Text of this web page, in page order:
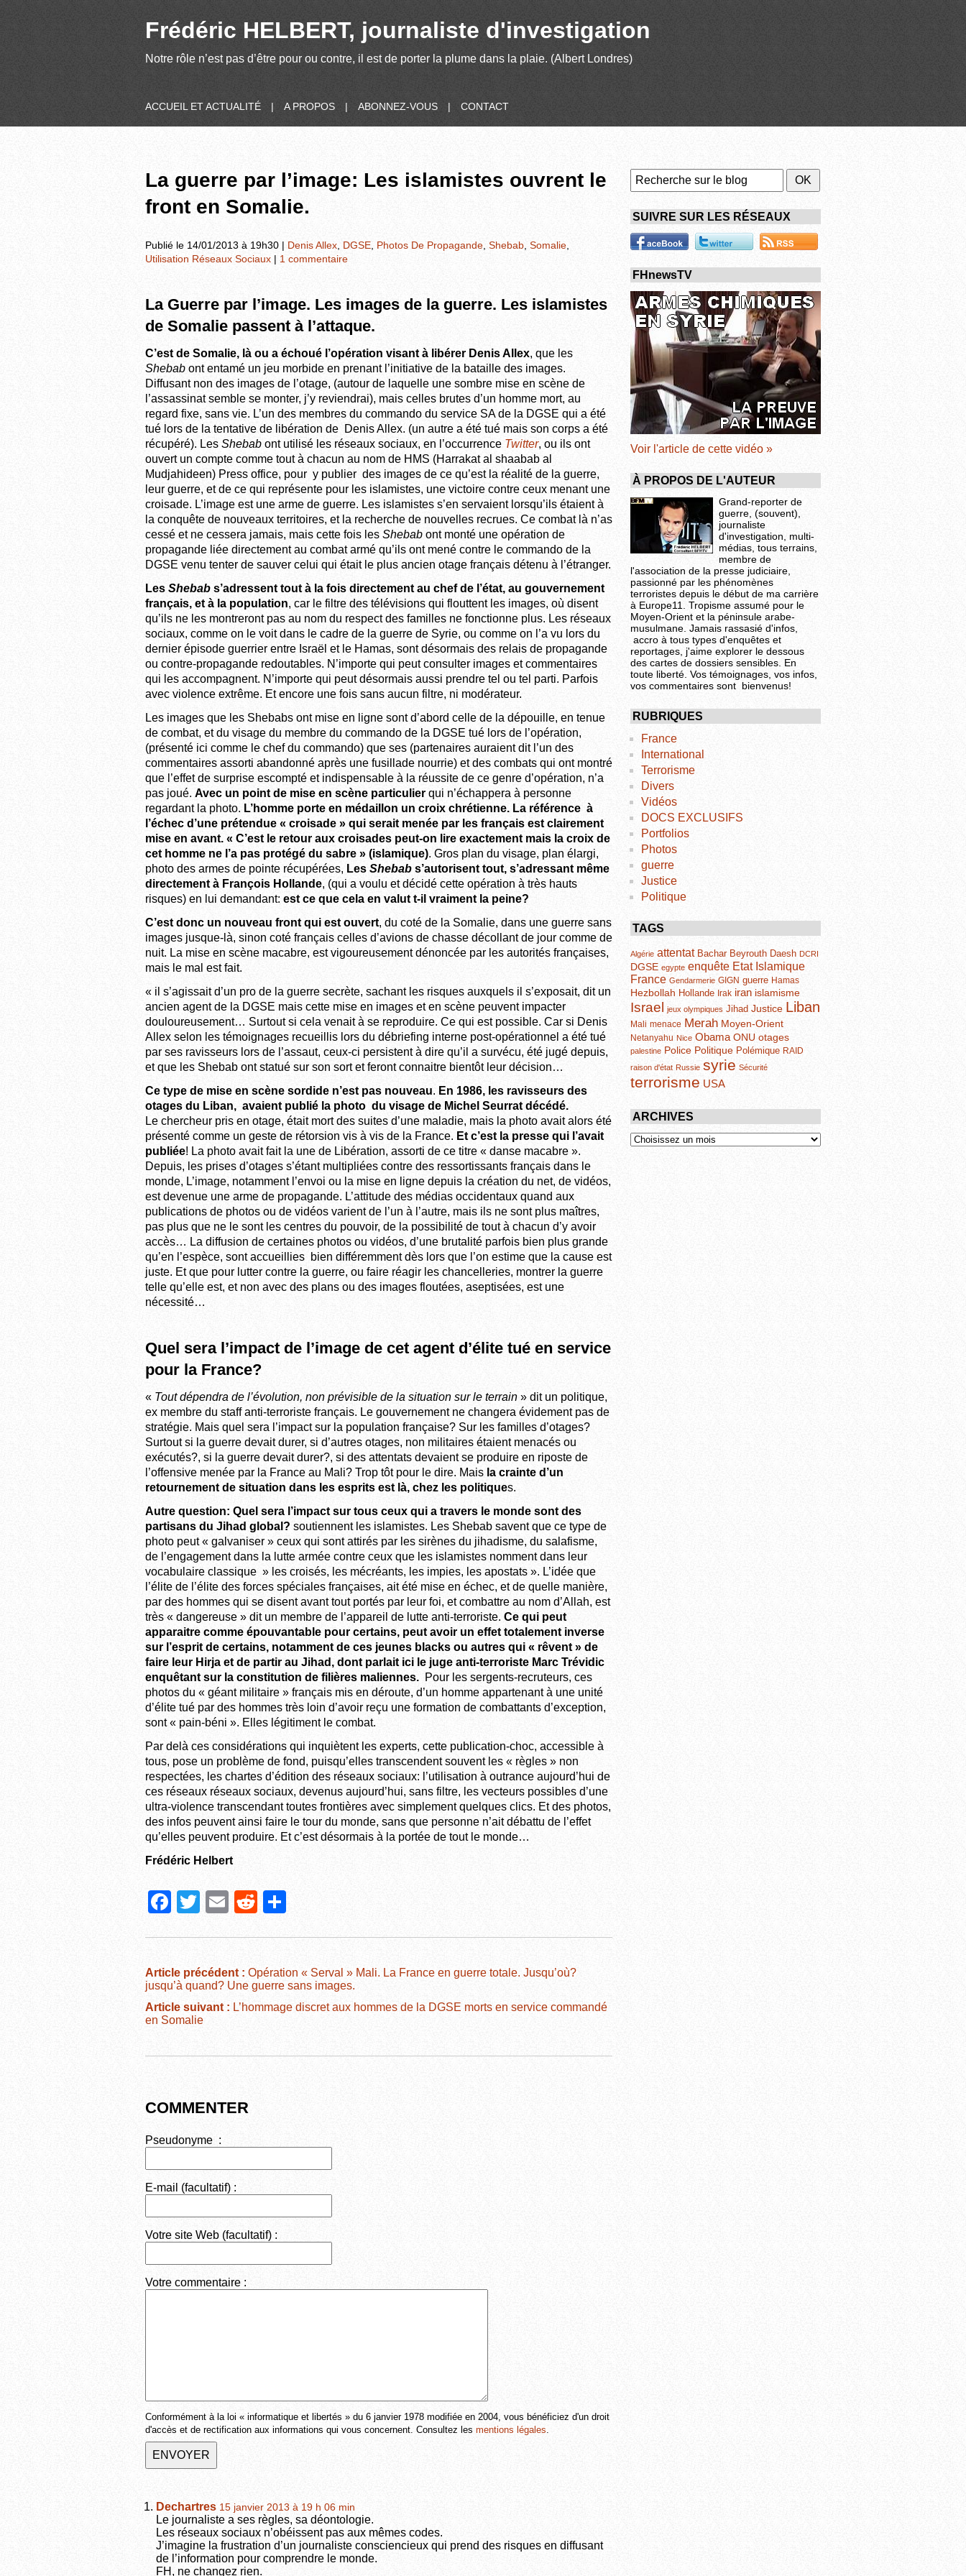
Frédéric HELBERT, journaliste d'investigation
Notre rôle n’est pas d’être pour ou contre, il est de porter la plume dans la plaie. (Albert Londres)
ACCUEIL ET ACTUALITÉ | A PROPOS | ABONNEZ-VOUS | CONTACT
La guerre par l’image: Les islamistes ouvrent le
front en Somalie.
Publié le 14/01/2013 à 19h30 | Denis Allex DGSE Photos De Propagande Shebab Somalie
Utilisation Réseaux Sociaux | 1 commentaire
La Guerre par l’image. Les images de la guerre. Les islamistes
de Somalie passent à l’attaque.
C’est de Somalie, là ou a échoué l’opération visant à libérer Denis Allex, que les
Shebab ont entamé un jeu morbide en prenant l’initiative de la bataille des images.
Diffusant non des images de l’otage, (autour de laquelle une sombre mise en scène de
l’assassinat semble se monter, j’y reviendrai), mais celles brutes d’un homme mort, au
regard fixe, sans vie. L’un des membres du commando du service SA de la DGSE qui a été
tué lors de la tentative de libération de Denis Allex. (un autre a été tué mais son corps a été
récupéré). Les Shebab ont utilisé les réseaux sociaux, en l’occurrence Twitter, ou ils ont
ouvert un compte comme tout à chacun au nom de HMS (Harrakat al shaabab al
Mudjahideen) Press office, pour y publier des images de ce qu’est la réalité de la guerre,
leur guerre, et de ce qui représente pour les islamistes, une victoire contre ceux menant une
croisade. L’image est une arme de guerre. Les islamistes s’en servaient lorsqu’ils étaient à
la conquête de nouveaux territoires, et la recherche de nouvelles recrues. Ce combat là n’as
cessé et ne cessera jamais, mais cette fois les Shebab ont monté une opération de
propagande liée directement au combat armé qu’ils ont mené contre le commando de la
DGSE venu tenter de sauver celui qui était le plus ancien otage français détenu à l’étranger.
Les Shebab s’adressent tout à la fois directement au chef de l’état, au gouvernement
français, et à la population, car le filtre des télévisions qui flouttent les images, où disent
qu’ils ne les montreront pas au nom du respect des familles ne fonctionne plus. Les réseaux
sociaux, comme on le voit dans le cadre de la guerre de Syrie, ou comme on l’a vu lors du
dernier épisode guerrier entre Israël et le Hamas, sont désormais des relais de propagande
ou contre-propagande redoutables. N’importe qui peut consulter images et commentaires
qui les accompagnent. N’importe qui peut désormais aussi prendre tel ou tel parti. Parfois
avec violence extrême. Et encore une fois sans aucun filtre, ni modérateur.
Les images que les Shebabs ont mise en ligne sont d’abord celle de la dépouille, en tenue
de combat, et du visage du membre du commando de la DGSE tué lors de l’opération,
(présenté ici comme le chef du commando) que ses (partenaires auraient dit l’un des
commentaires assorti abandonné après une fusillade nourrie) et des combats qui ont montré
que l’effet de surprise escompté et indispensable à la réussite de ce genre d’opération, n’a
pas joué. Avec un point de mise en scène particulier qui n’échappera à personne
regardant la photo. L’homme porte en médaillon un croix chrétienne. La référence à
l’échec d’une prétendue « croisade » qui serait menée par les français est clairement
mise en avant. « C’est le retour aux croisades peut-on lire exactement mais la croix de
cet homme ne l’a pas protégé du sabre » (islamique). Gros plan du visage, plan élargi,
photo des armes de pointe récupérées, Les Shebab s’autorisent tout, s’adressant même
directement à François Hollande, (qui a voulu et décidé cette opération à très hauts
risques) en lui demandant: est ce que cela en valut t-il vraiment la peine?
C’est donc un nouveau front qui est ouvert, du coté de la Somalie, dans une guerre sans
images jusque-là, sinon coté français celles d’avions de chasse décollant de jour comme de
nuit. La mise en scène macabre, est vigoureusement dénoncée par les autorités françaises,
mais le mal est fait.
« il s’agissait d’un pro de la guerre secrète, sachant les risques auxquels il s’exposait, dit un
ancien agent de la DGSE mais cette mise en images et en scène peuvent impacter
douloureusement… Surtout si cela venait à se reproduire. Ce qui est possible. Car si Denis
Allex selon les témoignages recueillis lors du débriefing interne post-opérationnel a été tué
par ses ravisseurs lors de l’assaut, ceux-ci persistent à dire qu’il a survécu, été jugé depuis,
et que les Shebab ont statué sur son sort et feront connaitre bientôt leur décision…
Ce type de mise en scène sordide n’est pas nouveau. En 1986, les ravisseurs des
otages du Liban, avaient publié la photo du visage de Michel Seurrat décédé.
Le chercheur pris en otage, était mort des suites d’une maladie, mais la photo avait alors été
présenté comme un geste de rétorsion vis à vis de la France. Et c’est la presse qui l’avait
publiée! La photo avait fait la une de Libération, assorti de ce titre « danse macabre ».
Depuis, les prises d’otages s’étant multipliées contre des ressortissants français dans le
monde, L’image, notamment l’envoi ou la mise en ligne depuis la création du net, de vidéos,
est devenue une arme de propagande. L’attitude des médias occidentaux quand aux
publications de photos ou de vidéos varient de l’un à l’autre, mais ils ne sont plus maîtres,
pas plus que ne le sont les centres du pouvoir, de la possibilité de tout à chacun d’y avoir
accès… La diffusion de certaines photos ou vidéos, d’une brutalité parfois bien plus grande
qu’en l’espèce, sont accueillies bien différemment dès lors que l’on estime que la cause est
juste. Et que pour lutter contre la guerre, ou faire réagir les chancelleries, montrer la guerre
telle qu’elle est, et non avec des plans ou des images floutées, aseptisées, est une
nécessité…
Quel sera l’impact de l’image de cet agent d’élite tué en service
pour la France?
« Tout dépendra de l’évolution, non prévisible de la situation sur le terrain » dit un politique,
ex membre du staff anti-terroriste français. Le gouvernement ne changera évidement pas de
stratégie. Mais quel sera l’impact sur la population française? Sur les familles d’otages?
Surtout si la guerre devait durer, si d’autres otages, non militaires étaient menacés ou
exécutés?, si la guerre devait durer?, si des attentats devaient se produire en riposte de
l’offensive menée par la France au Mali? Trop tôt pour le dire. Mais la crainte d’un
retournement de situation dans les esprits est là, chez les politiques.
Autre question: Quel sera l’impact sur tous ceux qui a travers le monde sont des
partisans du Jihad global? soutiennent les islamistes. Les Shebab savent que ce type de
photo peut « galvaniser » ceux qui sont attirés par les sirènes du jihadisme, du salafisme,
de l’engagement dans la lutte armée contre ceux que les islamistes nomment dans leur
vocabulaire classique » les croisés, les mécréants, les impies, les apostats ». L’idée que
l’élite de l’élite des forces spéciales françaises, ait été mise en échec, et de quelle manière,
par des hommes qui se disent avant tout portés par leur foi, et combattre au nom d’Allah, est
très « dangereuse » dit un membre de l’appareil de lutte anti-terroriste. Ce qui peut
apparaitre comme épouvantable pour certains, peut avoir un effet totalement inverse
sur l’esprit de certains, notamment de ces jeunes blacks ou autres qui « rêvent » de
faire leur Hirja et de partir au Jihad, dont parlait ici le juge anti-terroriste Marc Trévidic
enquêtant sur la constitution de filières maliennes. Pour les sergents-recruteurs, ces
photos du « géant militaire » français mis en déroute, d’un homme appartenant à une unité
d’élite tué par des hommes très loin d’avoir reçu une formation de combattants d’exception,
sont « pain-béni ». Elles légitiment le combat.
Par delà ces considérations qui inquiètent les experts, cette publication-choc, accessible à
tous, pose un problème de fond, puisqu’elles transcendent souvent les « règles » non
respectées, les chartes d’édition des réseaux sociaux: l’utilisation à outrance aujourd’hui de
ces réseaux réseaux sociaux, devenus aujourd’hui, sans filtre, les vecteurs possibles d’une
ultra-violence transcendant toutes frontières avec simplement quelques clics. Et des photos,
des infos peuvent ainsi faire le tour du monde, sans que personne n’ait débattu de l’effet
qu’elles peuvent produire. Et c’est désormais à la portée de tout le monde…
Frédéric Helbert
F
e
b
o
k
T
er
E
R
di
t
g
er
Article précédent : Opération « Serval » Mali. La France en guerre totale. Jusqu’où?
jusqu’à quand? Une guerre sans images.
Article suivant : L’hommage discret aux hommes de la DGSE morts en service commandé
en Somalie
COMMENTER
Pseudonyme :
E-mail (facultatif) :
Votre site Web (facultatif) :
Votre commentaire :
Conformément à la loi « informatique et libertés » du 6 janvier 1978 modifiée en 2004, vous bénéficiez d'un droit
d'accès et de rectification aux informations qui vous concernent. Consultez les mentions légales.
Dechartres 15 janvier 2013 à 19 h 06 min
Le journaliste a ses règles, sa déontologie.
Les réseaux sociaux n’obéissent pas aux mêmes codes.
J’imagine la frustration d’un journaliste consciencieux qui prend des risques en diffusant
de l’information pour comprendre le monde.
FH, ne changez rien.
SUIVRE SUR LES RÉSEAUX
FHnewsTV
Voir l'article de cette vidéo »
À PROPOS DE L'AUTEUR
Grand-reporter de
guerre, (souvent),
journaliste
d'investigation, multi-
médias, tous terrains,
membre de
l'association de la presse judiciaire,
passionné par les phénomènes
terroristes depuis le début de ma carrière
à Europe11. Tropisme assumé pour le
Moyen-Orient et la péninsule arabe-
musulmane. Jamais rassasié d'infos,
accro à tous types d'enquêtes et
reportages, j'aime explorer le dessous
des cartes de dossiers sensibles. En
toute liberté. Vos témoignages, vos infos,
vos commentaires sont bienvenus!
RUBRIQUES
France
International
Terrorisme
Divers
Vidéos
DOCS EXCLUSIFS
Portfolios
Photos
guerre
Justice
Politique
TAGS
Algérie attentat Bachar Beyrouth Daesh DCRI
DGSE egypte enquête Etat Islamique
France Gendarmerie GIGN guerre Hamas
Hezbollah Hollande Irak iran islamisme
Israel jeux olympiques Jihad Justice Liban
Mali menace Merah Moyen-Orient
Netanyahu Nice Obama ONU otages
palestine Police Politique Polémique RAID
raison d'état Russie syrie Sécurité
terrorisme USA
ARCHIVES